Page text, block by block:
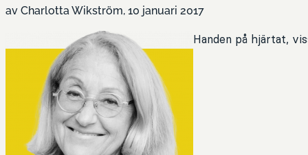
av Charlotta Wikström, 10 januari 2017
Handen på hjärtat,